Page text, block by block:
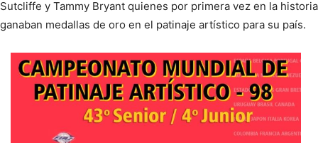
Sutcliffe y Tammy Bryant quienes por primera vez en la historia
ganaban medallas de oro en el patinaje artístico para su país.